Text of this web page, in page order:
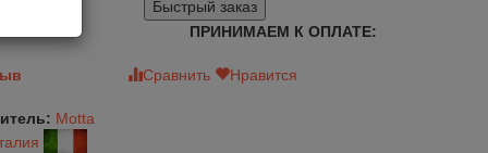
Быстрый заказ
ПРИНИМАЕМ К ОПЛАТЕ:
Сравнить
Нравится
Motta